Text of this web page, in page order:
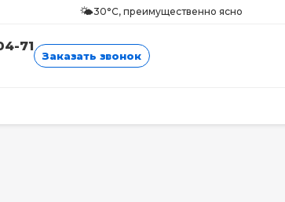
🌤️30°C, преимущественно ясно
71
Заказать звонок